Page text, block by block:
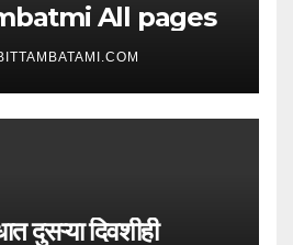
All pages
दुसऱ्या दिवशीही